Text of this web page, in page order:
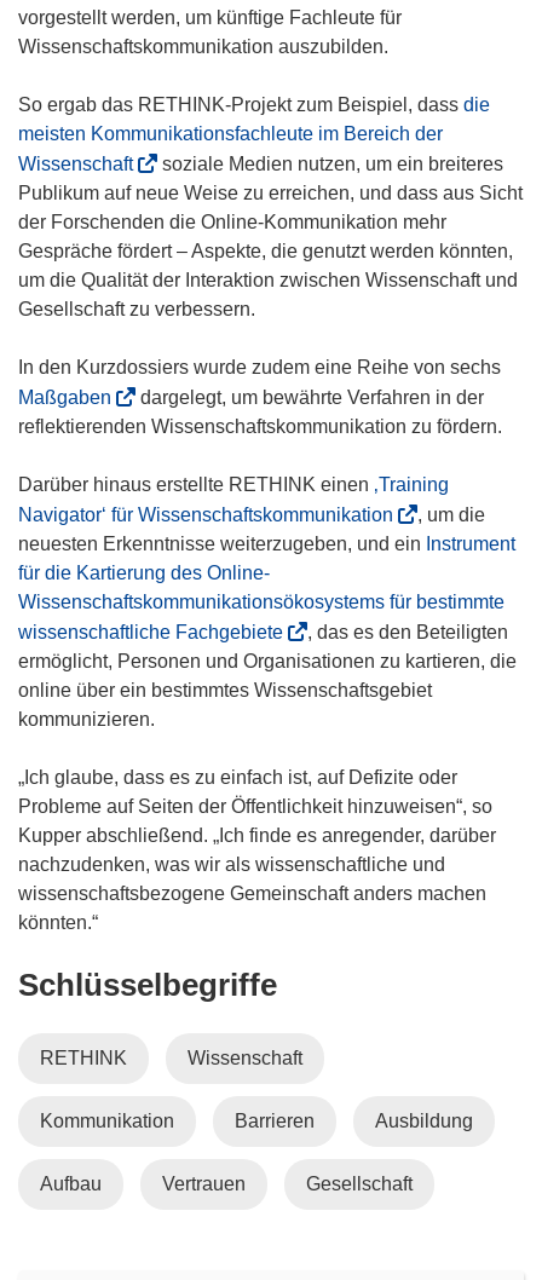
ö
f
n
e
t
i
n
n
e
u
m
F
e
s
t
e
r
)
vorgestellt werden, um künftige Fachleute für
Wissenschaftskommunikation auszubilden.
So ergab das RETHINK-Projekt zum Beispiel, dass die
meisten Kommunikationsfachleute im Bereich der
Wissenschaft(
ö
f
f
n
e
i
n
n
u
e
m
F
e
n
s
t
e
)
soziale Medien nutzen, um ein breiteres
Publikum auf neue Weise zu erreichen, und dass aus Sicht
der Forschenden die Online-Kommunikation mehr
Gespräche fördert – Aspekte, die genutzt werden könnten,
um die Qualität der Interaktion zwischen Wissenschaft und
Gesellschaft zu verbessern.
In den Kurzdossiers wurde zudem eine Reihe von sechs
Maßgaben
ö
f
n
e
t
i
n
n
e
u
m
F
e
n
s
r
dargelegt, um bewährte Verfahren in der
reflektierenden Wissenschaftskommunikation zu fördern.
Darüber hinaus erstellte RETHINK einen ‚Training
Navigator‘ für Wissenschaftskommunikation
ö
f
n
e
t
n
e
u
e
m
)
, um die
neuesten Erkenntnisse weiterzugeben, und ein Instrument
für die Kartierung des Online-
Wissenschaftskommunikationsökosystems für bestimmte
wissenschaftliche Fachgebiete(
ö
f
e
t
i
n
n
e
s
, das es den Beteiligten
ermöglicht, Personen und Organisationen zu kartieren, die
online über ein bestimmtes Wissenschaftsgebiet
kommunizieren.
„Ich glaube, dass es zu einfach ist, auf Defizite oder
Probleme auf Seiten der Öffentlichkeit hinzuweisen“, so
Kupper abschließend. „Ich finde es anregender, darüber
nachzudenken, was wir als wissenschaftliche und
wissenschaftsbezogene Gemeinschaft anders machen
könnten.“
Schlüsselbegriffe
RETHINK Wissenschaft
Kommunikation Barrieren Ausbildung
Aufbau Vertrauen Gesellschaft